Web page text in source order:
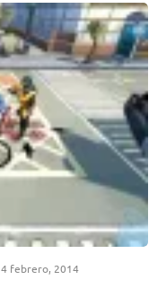
4 febrero, 2014